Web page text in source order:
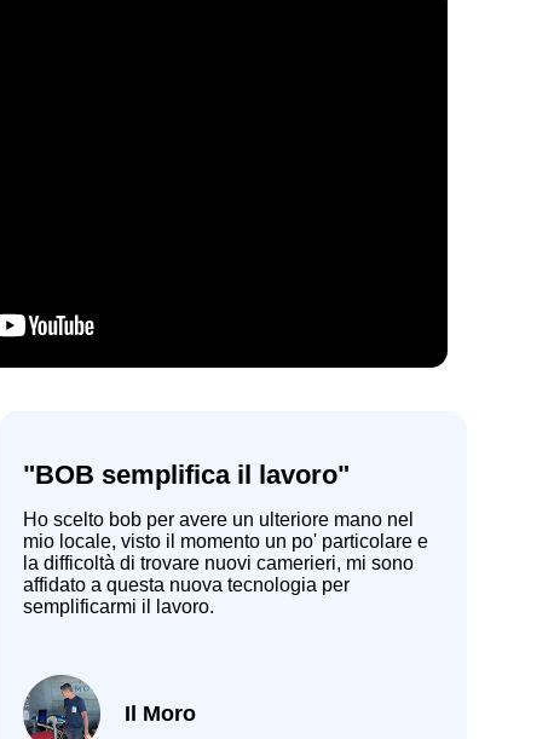
"BOB semplifica il lavoro"
Ho scelto bob per avere un ulteriore mano nel
mio locale, visto il momento un po' particolare e
la difficoltà di trovare nuovi camerieri, mi sono
affidato a questa nuova tecnologia per
semplificarmi il lavoro.
Il Moro